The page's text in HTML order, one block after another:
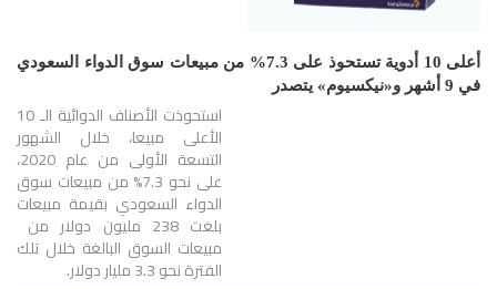
أعلى 10 أدوية تستحوذ على 7.3% من مبيعات سوق الدواء السعودي
في 9 أشهر و«نيكسيوم» يتصدر
استحوذت الأصناف الدوائية الـ 10
الأعلى مبيعا، خلال الشهور
التسعة الأولى من عام 2020،
على نحو 7.3% من مبيعات سوق
الدواء السعودي بقيمة مبيعات
بلغت 238 مليون دولار من
مبيعات السوق البالغة خلال تلك
الفترة نحو 3.3 مليار دولار.